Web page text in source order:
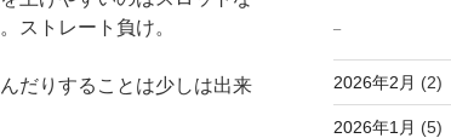
ストレート負け。
だりすることは少しは出来
2026年2月 (2)
2026年1月 (5)